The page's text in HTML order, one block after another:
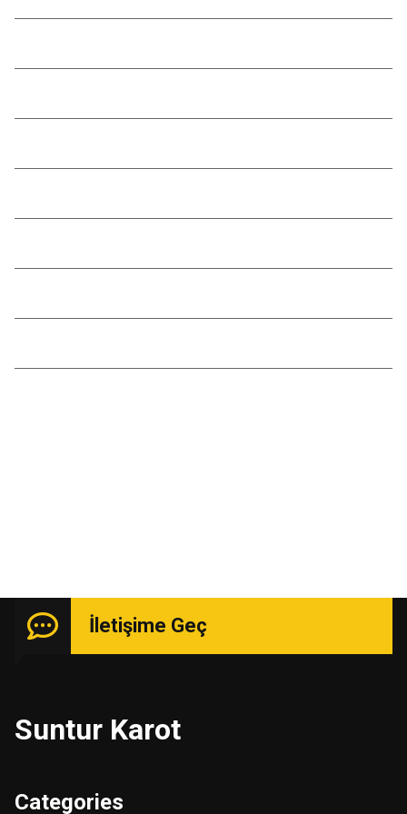
İletişime Geç
Suntur Karot
Categories